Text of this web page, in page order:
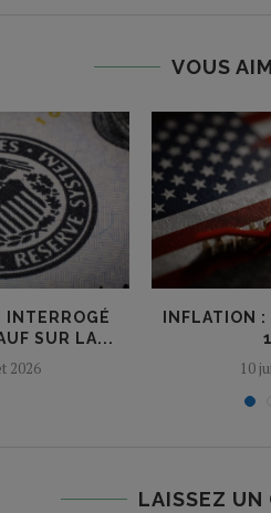
VOUS
INTERROGÉ
SUR LA...
2026
INFLATION
10
LAISSEZ UN